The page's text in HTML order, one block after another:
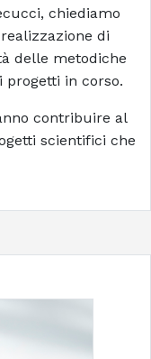
chiediamo
di
delle metodiche
progetti in corso.
contribuire al
scientifici che